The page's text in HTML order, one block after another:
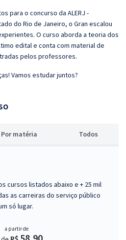
para o concurso da ALERJ -
do Rio de Janeiro, o Gran escalou
O curso aborda a teoria dos
edital e conta com material de
pelos professores.
Vamos estudar juntos?
Por matéria Todos
cursos listados abaixo e + 25 mil
as carreiras do serviço público
só lugar.
a partir de